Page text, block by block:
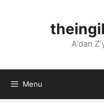
A'dan
Menu